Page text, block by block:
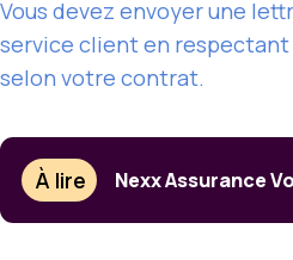
Vous devez envoyer une
service client en respectant
selon votre contrat.
À lire Nexx Assurance